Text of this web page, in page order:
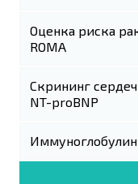
Оценка риска
ROMA
Скрининг
NT-proBNP